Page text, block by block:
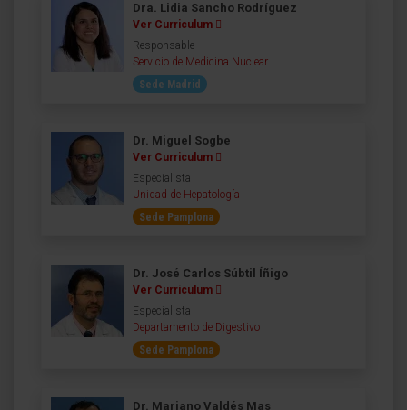
Dra. Lidia Sancho Rodríguez
Ver Curriculum
Responsable
Servicio de Medicina Nuclear
Sede Madrid
Dr. Miguel Sogbe
Ver Curriculum
Especialista
Unidad de Hepatología
Sede Pamplona
Dr. José Carlos Súbtil Íñigo
Ver Curriculum
Especialista
Departamento de Digestivo
Sede Pamplona
Dr. Mariano Valdés Mas